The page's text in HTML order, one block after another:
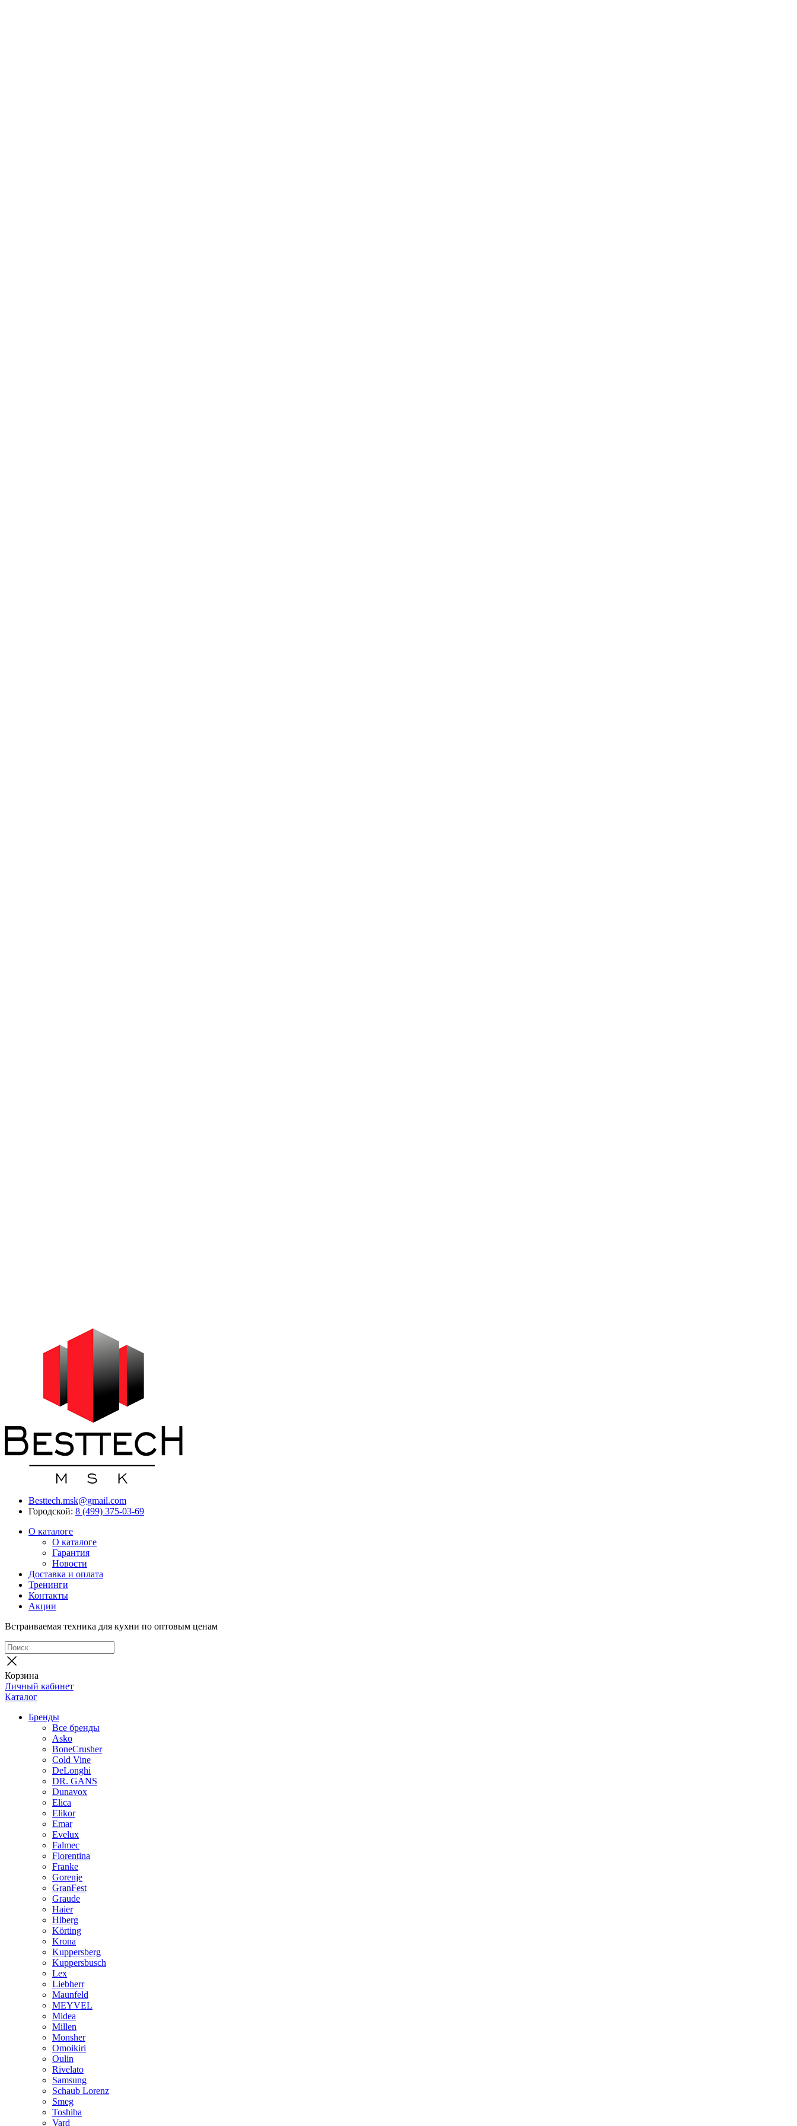
Besttech.msk@gmail.com
Городской: 8 (499) 375-03-69
О каталоге
О каталоге
Гарантия
Новости
Доставка и оплата
Тренинги
Контакты
Акции
Встраиваемая техника для кухни по оптовым ценам
Корзина
Личный кабинет
Каталог
Бренды
Все бренды
Asko
BoneCrusher
Cold Vine
DeLonghi
DR. GANS
Dunavox
Elica
Elikor
Emar
Evelux
Falmec
Florentina
Franke
Gorenje
GranFest
Graude
Haier
Hiberg
Körting
Krona
Kuppersberg
Kuppersbusch
Lex
Liebherr
Maunfeld
MEYVEL
Midea
Millen
Monsher
Omoikiri
Oulin
Rivelato
Samsung
Schaub Lorenz
Smeg
Toshiba
Vard